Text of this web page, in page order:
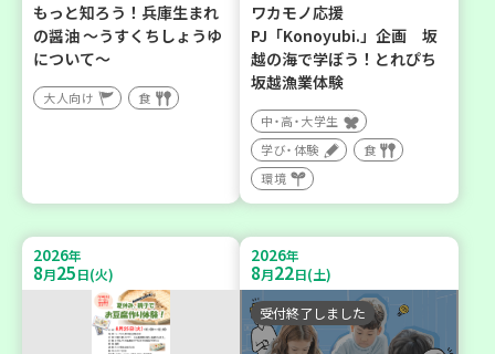
もっと知ろう！兵庫生まれ
の醤油 ～うすくちしょうゆ
について～
大人向け 食
ワカモノ応援
PJ「Konoyubi.」企画 坂
越の海で学ぼう！とれぴち
坂越漁業体験
中・高・大学生
学び・体験
食
環境
2026年
8月25日(火)
2026年
8月22日(土)
受付終了しました